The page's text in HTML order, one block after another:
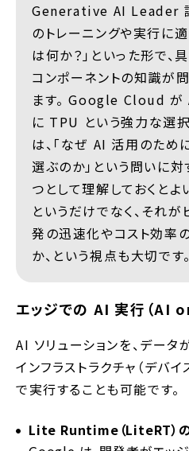
Generative AI Leader 試
のトレーニングや実行に
は何か？」といった形で、
コンポーネントの知識が
ます。 Google Cloud が
に TPU という強力な選
は、「なぜ AI 活用のた
選ぶのか」という問いに
つとして理解しておくとよ
というだけでなく、それ
発の迅速化やコスト効率
か、という視点も大切です。
エッジでの AI 実行（AI
AI ソリューションを、デー
インフラストラクチャ（デバ
で実行することも可能です。
Lite Runtime（LiteRT）